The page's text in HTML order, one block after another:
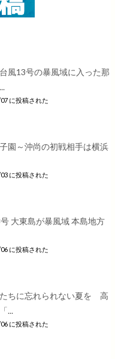
風13号の暴風域に入った那
に投稿された
園～沖尚の初戦相手は横浜
に投稿された
大東島が暴風域 本島地方
に投稿された
ちに忘れられない夏を 高
...
に投稿された